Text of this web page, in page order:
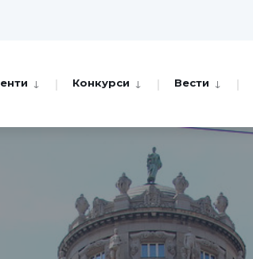
Конкурси Вести